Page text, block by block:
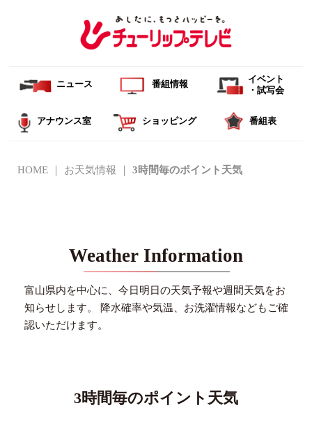
ニュース 番組情報
イベント
・試写会
アナウンス室 ショッピング 番組表
HOME お天気情報 3時間毎のポイント天気
Weather Information
富山県内を中心に、今日明日の天気予報や週間天気をお
知らせします。
降水確率や気温、お洗濯情報などもご確
認いただけます。
3時間毎のポイント天気